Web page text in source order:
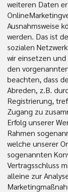
weiteren Daten
Ausnahmsweise
werden. Das ist
sozialen
wir einsetzen
den
beachten, dass
Abreden, z.B.
Registrierung,
Zugang zu
Erfolg unserer
Rahmen
welche unserer
sogenannten
Vertragsschluss
alleine zur